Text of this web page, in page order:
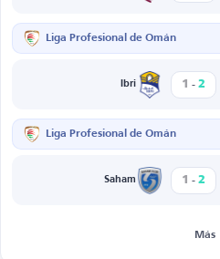
Liga Profesional de Omán
Ibri 1 - 2
Liga Profesional de Omán
Saham 1 - 2
Más